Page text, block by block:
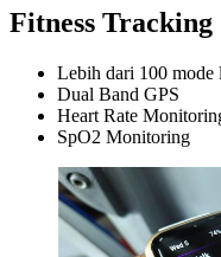
Fitness
Lebih dari 100 mode
Dual Band GPS
Heart Rate
SpO2 Monitoring